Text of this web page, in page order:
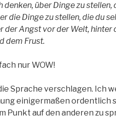
denken, über Dinge zu stellen,
die Dinge zu stellen, die du
der Angst vor der Welt, hinter
dem Frust.
nur WOW!
Sprache verschlagen. Ich
einigermaßen ordentlich
Punkt auf den anderen zu